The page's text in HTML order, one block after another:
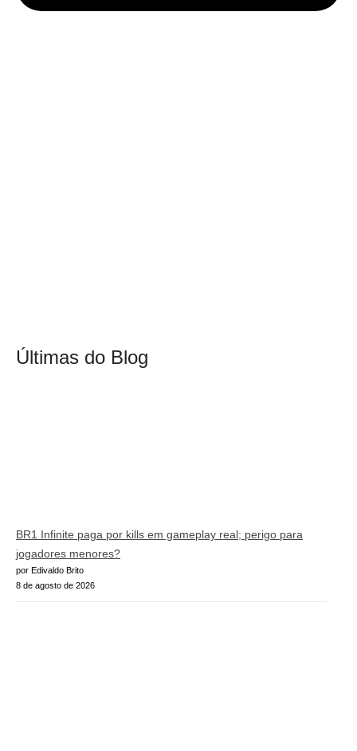
Últimas do Blog
BR1 Infinite paga por kills em gameplay real; perigo para
jogadores menores?
por Edivaldo Brito
8 de agosto de 2026